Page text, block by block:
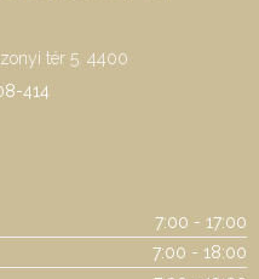
tér 5. 4400
414
7:00 - 17:00
7:00 - 18:00